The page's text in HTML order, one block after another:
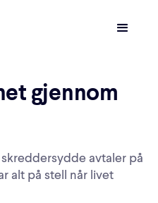
gjennom
avtaler på
alt på stell når livet